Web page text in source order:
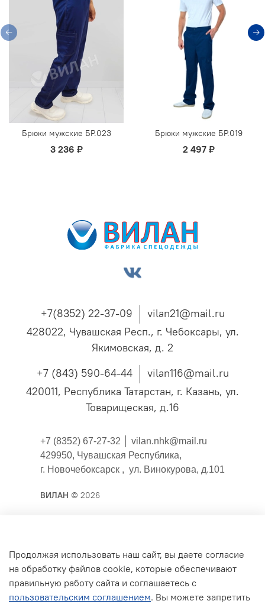
Брюки мужские БР.023
3 236 ₽
Брюки мужские БР.019
2 497 ₽
+7(8352) 22-37-09
vilan21@mail.ru
428022, Чувашская Респ., г. Чебоксары, ул.
Якимовская, д. 2
+7 (843) 590-64-44
vilan116@mail.ru
420011, Республика Татарстан, г. Казань, ул.
Товарищеская, д.16
+7 (8352) 67-27-32 │ vilan.nhk@mail.ru
429950, Чувашская Республика,
г. Новочебоксарск , ул. Винокурова, д.101
ВИЛАН © 2026
Публичная оферта
Согласие на обработку персональных данных для
сайта
Продолжая использовать наш сайт, вы даете согласие
на обработку файлов cookie, которые обеспечивают
правильную работу сайта и соглашаетесь с
пользовательским соглашением. Вы можете запретить